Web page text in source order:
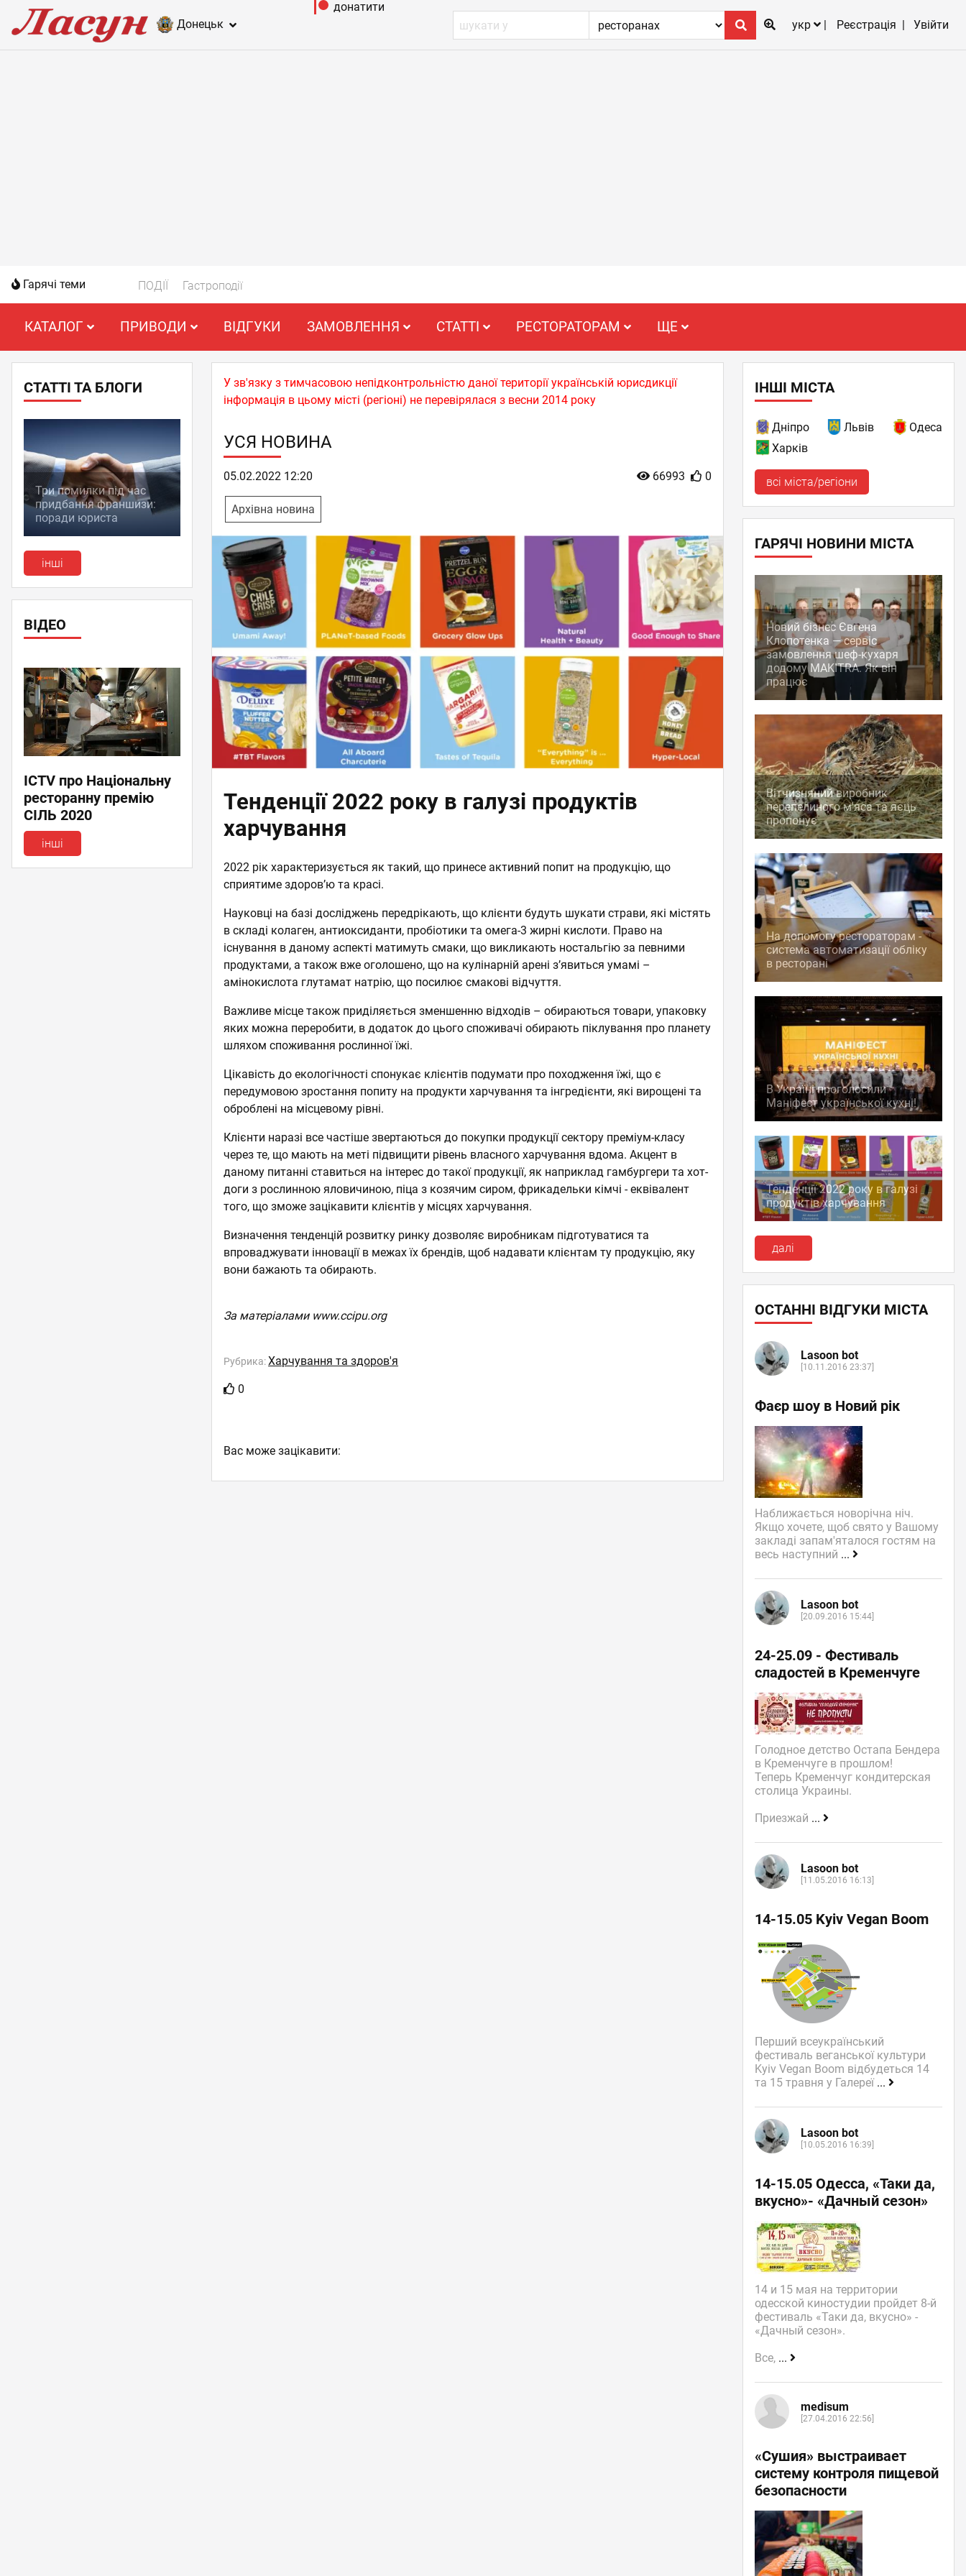
Донецьк
донатити
укр
Реєстрація Увійти
Гарячі теми ПОДІЇ Гастроподії
КАТАЛОГ ПРИВОДИ ВІДГУКИ ЗАМОВЛЕННЯ СТАТТІ РЕСТОРАТОРАМ ЩЕ
СТАТТІ ТА БЛОГИ
Три помилки під час
придбання франшизи:
поради юриста
інші
ВІДЕО
ICTV про Національну
ресторанну премію
СІЛЬ 2020
інші
У зв'язку з тимчасовою непідконтрольністю даної території українській юрисдикції
інформація в цьому місті (регіоні) не перевірялася з весни 2014 року
УСЯ НОВИНА
66993 0
05.02.2022 12:20
Архівна новина
Тенденції 2022 року в галузі продуктів
харчування
2022 рік характеризується як такий, що принесе активний попит на продукцію, що
сприятиме здоров’ю та красі.
Науковці на базі досліджень передрікають, що клієнти будуть шукати страви, які містять
в складі колаген, антиоксиданти, пробіотики та омега-3 жирні кислоти. Право на
існування в даному аспекті матимуть смаки, що викликають ностальгію за певними
продуктами, а також вже оголошено, що на кулінарній арені з’явиться умамі –
амінокислота глутамат натрію, що посилює смакові відчуття.
Важливе місце також приділяється зменшенню відходів – обираються товари, упаковку
яких можна переробити, в додаток до цього споживачі обирають піклування про планету
шляхом споживання рослинної їжі.
Цікавість до екологічності спонукає клієнтів подумати про походження їжі, що є
передумовою зростання попиту на продукти харчування та інгредієнти, які вирощені та
оброблені на місцевому рівні.
Клієнти наразі все частіше звертаються до покупки продукції сектору преміум-класу
через те, що мають на меті підвищити рівень власного харчування вдома. Акцент в
даному питанні ставиться на інтерес до такої продукції, як наприклад гамбургери та хот-
доги з рослинною яловичиною, піца з козячим сиром, фрикадельки кімчі - еквівалент
того, що зможе зацікавити клієнтів у місцях харчування.
Визначення тенденцій розвитку ринку дозволяє виробникам підготуватися та
впроваджувати інновації в межах їх брендів, щоб надавати клієнтам ту продукцію, яку
вони бажають та обирають.
За матеріалами www.ccipu.org
Рубрика:Харчування та здоров'я
0
Вас може зацікавити:
ІНШІ МІСТА
Дніпро Львів
Одеса
Харків
всі міста/регіони
ГАРЯЧІ НОВИНИ МІСТА
Новий бізнес Євгена
Клопотенка — сервіс
замовлення шеф-кухаря
додому MAKITRA. Як він
працює
Вітчизняний виробник
перепелиного м'яса та яєць
пропонує
На допомогу рестораторам -
система автоматизації обліку
в ресторані
В Україні проголосили
Маніфест української кухні!
Тенденції 2022 року в галузі
продуктів харчування
далі
ОСТАННІ ВІДГУКИ МІСТА
Lasoon bot
[10.11.2016 23:37]
Фаєр шоу в Новий рік
Наближається новорічна ніч.
Якщо хочете, щоб свято у Вашому
закладі запам'яталося гостям на
весь наступний ...
Lasoon bot
[20.09.2016 15:44]
24-25.09 - Фестиваль
сладостей в Кременчуге
Голодное детство Остапа Бендера
в Кременчуге в прошлом!
Теперь Кременчуг кондитерская
столица Украины.
Приезжай ...
Lasoon bot
[11.05.2016 16:13]
14-15.05 Kyiv Vegan Boom
Перший всеукраїнський
фестиваль веганської культури
Kyiv Vegan Boom відбудеться 14
та 15 травня у Галереї ...
Lasoon bot
[10.05.2016 16:39]
14-15.05 Одесса, «Таки да,
вкусно»- «Дачный сезон»
14 и 15 мая на территории
одесской киностудии пройдет 8-й
фестиваль «Таки да, вкусно» -
«Дачный сезон».
Все, ...
medisum
[27.04.2016 22:56]
«Сушия» выстраивает
систему контроля пищевой
безопасности